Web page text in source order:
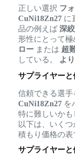
正しい選択 フ
CuNi18Zn27に
品の例えば 深
形性にとって
ローまたは 超
している。
よ
サプライヤーと
信頼できる選手
CuNi18Zn27を
特に難しいかも
以下は、いく
積もり価格の表
サプライヤーと